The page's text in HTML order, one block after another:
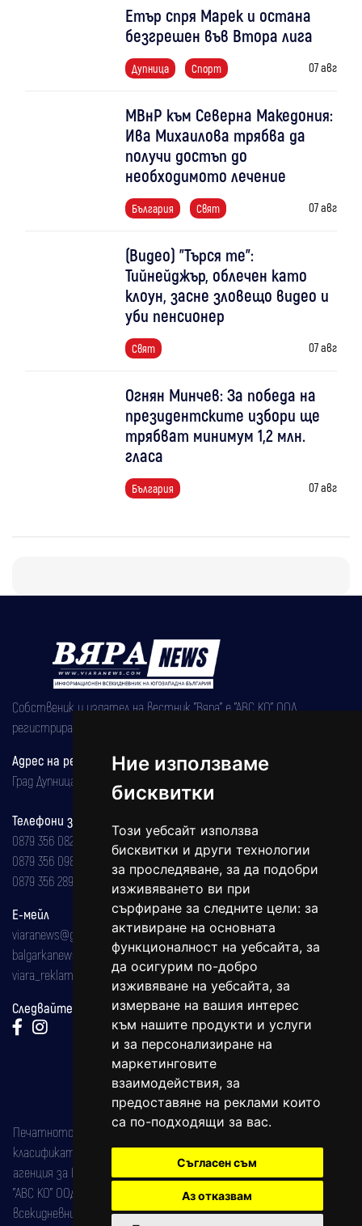
Ние използваме
бисквитки
Този уебсайт използва
бисквитки и други технологии
за проследяване, за да подобри
изживяването ви при
сърфиране за следните цели: за
активиране на основната
функционалност на уебсайта, за
да осигурим по-добро
изживяване на уебсайта, за
измерване на вашия интерес
към нашите продукти и услуги
и за персонализиране на
маркетинговите
взаимодействия, за
предоставяне на реклами които
са по-подходящи за вас.
Съгласен съм
Аз отказвам
Етър спря Марек и остана
безгрешен във Втора лига
Дупница Спорт 07 авг
МВнР към Северна Македония:
Ива Михаилова трябва да
получи достъп до
необходимото лечение
България Свят 07 авг
(Видео) "Търся те":
Тийнейджър, облечен като
клоун, засне зловещо видео и
уби пенсионер
Свят 07 авг
Огнян Минчев: За победа на
президентските избори ще
трябват минимум 1,2 млн.
гласа
България 07 авг
Собственик и издател на вестник "Вяра" е "АВС КО" ООД,
регистрирана на 08.05.2002 година.
Адрес на редакцията
Град Дупница, ул.''Христо Ботев" 43
Телефони за реклама и абонаменти
0879 356 082
0879 356 098
0879 356 289
Е-мейл
viaranews@gmail.com
balgarkanews@gmail.com
viara_reklama@mail.bg
Следвайте ни:
Печатното издание на вестника е регистрирано в националния
класификатор на печатните издания (Българска национална
агенция за ISSN) под номер: ISSN 1312-4722.
"АВС КО" ООД е притежател на марката: Вяра информационен
всекидневник на югозападна България, със свидетелство за марка